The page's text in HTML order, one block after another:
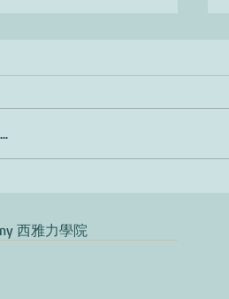
西雅力學院